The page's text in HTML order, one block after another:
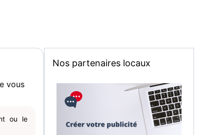
vous
ou le
Nos partenaires locaux